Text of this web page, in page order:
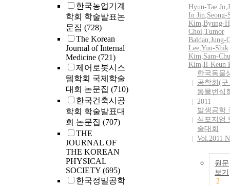
한국농업기계
학회 학술발표논
문집 (728)
The Korean
Journal of Internal
Medicine (721)
제어로봇시스
템학회 국제학술
대회 논문집 (710)
한국건축시공
학회 학술발표대
회 논문집 (707)
THE
JOURNAL OF
THE KOREAN
PHYSICAL
SOCIETY (695)
한국정밀공학
Hyun‐Tae Jo,
In Jin,
Kim,Byung‐
Choi,Tumor
Baldan,
Lee,Yun‐Shik
Kim,
Kim,Il‐Keun
한국동물
공학회(
동물번식
2011
발생공학
심포지엄
술대회
Vol.2011
원문
보기
2